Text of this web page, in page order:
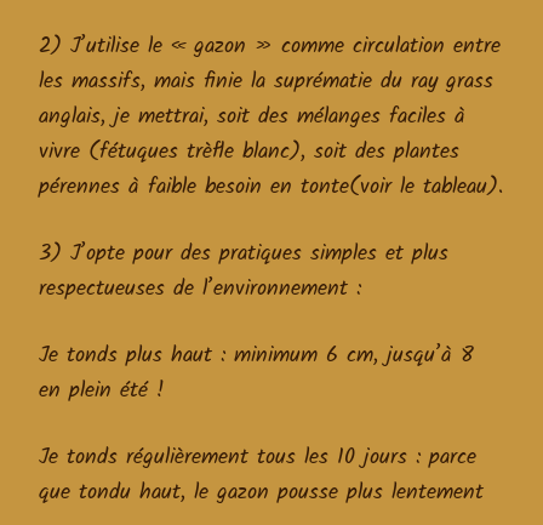
2) J’utilise le « gazon » comme circulation entre
les massifs, mais finie la suprématie du ray grass
anglais, je mettrai, soit des mélanges faciles à
vivre (fétuques trèfle blanc), soit des plantes
pérennes à faible besoin en tonte(voir le tableau).
3) J’opte pour des pratiques simples et plus
respectueuses de l’environnement :
Je tonds plus haut : minimum 6 cm, jusqu’à 8
en plein été !
Je tonds régulièrement tous les 10 jours : parce
que tondu haut, le gazon pousse plus lentement